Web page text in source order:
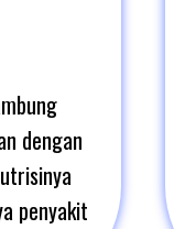
dengan
penyakit